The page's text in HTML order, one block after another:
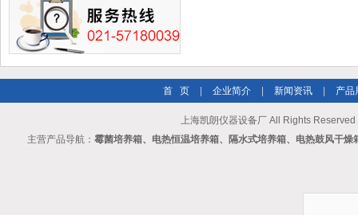
首 页 企业简介 新闻资讯 产品
上海凯朗仪器设备厂 All Rights Reserved
主营产品导航： 霉菌培养箱、电热恒温培养箱、隔水式培养箱、电热鼓风干